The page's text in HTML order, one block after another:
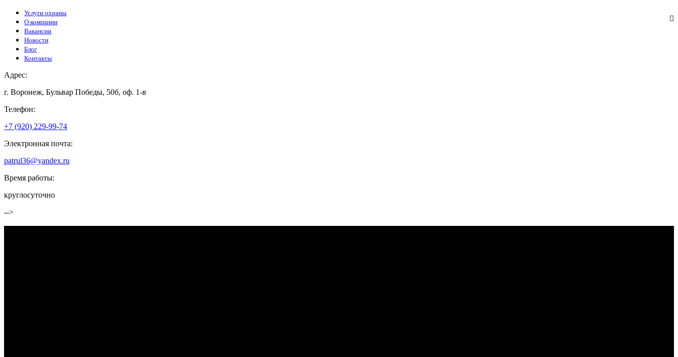
Услуги охраны
О компании
Вакансии
Новости
Блог
Контакты
Адрес:
г. Воронеж, Бульвар Победы, 50б, оф. 1-в
Телефон:
+7 (920) 229-99-74
Электронная почта:
patrul36@yandex.ru
Время работы:
круглосуточно
-->